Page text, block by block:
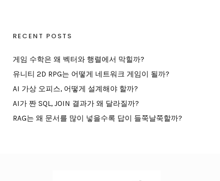
RECENT POSTS
게임 수학은 왜 벡터와 행렬에서 막힐까?
유니티 2D RPG는 어떻게 네트워크 게임이 될까?
AI 가상 오피스, 어떻게 설계해야 할까?
AI가 짠 SQL, JOIN 결과가 왜 달라질까?
RAG는 왜 문서를 많이 넣을수록 답이 들쭉날쭉할까?